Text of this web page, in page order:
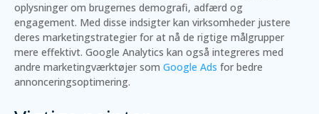
oplysninger om brugernes demografi, adfærd og
engagement. Med disse indsigter kan virksomheder justere
deres marketingstrategier for at nå de rigtige målgrupper
mere effektivt. Google Analytics kan også integreres med
andre marketingværktøjer som Google Ads for bedre
annonceringsoptimering.